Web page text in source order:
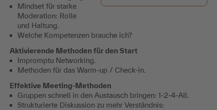
Mindset für starke
Moderation: Rolle
und Haltung.
Welche Kompetenzen brauche ich?
Aktivierende Methoden für den Start
Impromptu Networking.
Methoden für das Warm-up / Check-in.
Effektive Meeting-Methoden
Gruppen schnell in den Austausch bringen: 1-2-4-All.
Strukturierte Diskussion zu mehr Verständnis: